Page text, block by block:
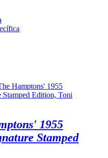
1955
Stamped